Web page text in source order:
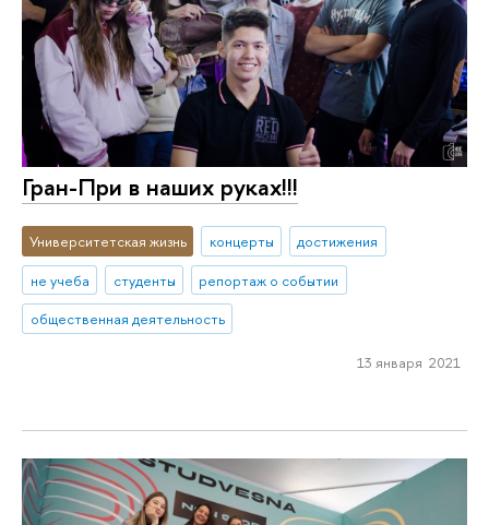
Гран-При в наших руках!!!
Университетская жизнь концерты
достижения
не учеба
студенты
репортаж о событии
общественная деятельность
13 января 2021